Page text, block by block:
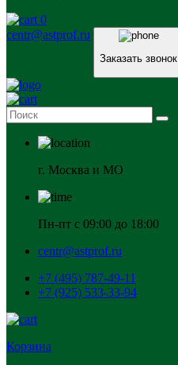
0
centr@astprof.ru
Заказать звонок
г. Москва и МО
Пн-пт с 09:00 до 18:00
centr@astprof.ru
+7 (495) 787-49-11
+7 (925) 533-33-94
Корзина